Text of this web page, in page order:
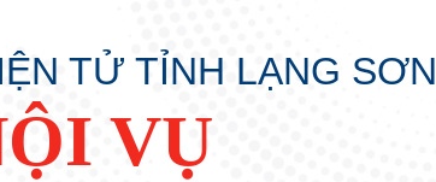
TỬ TỈNH LẠNG SƠN
VỤ